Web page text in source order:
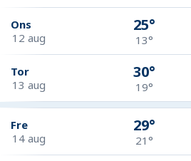
Ons
12 aug
25°
13°
Tor
13 aug
30°
19°
Fre
14 aug
29°
21°